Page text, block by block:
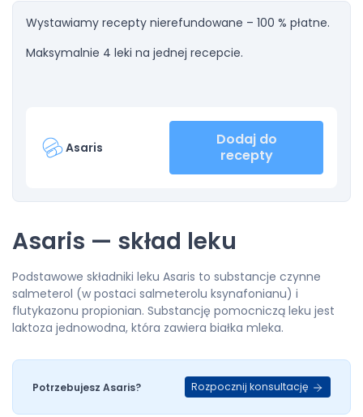
Wystawiamy recepty nierefundowane – 100 % płatne.
Maksymalnie 4 leki na jednej recepcie.
Asaris
Dodaj do
recepty
Asaris — skład leku
Podstawowe składniki leku Asaris to substancje czynne
salmeterol (w postaci salmeterolu ksynafonianu) i
flutykazonu propionian. Substancję pomocniczą leku jest
laktoza jednowodna, która zawiera białka mleka.
Potrzebujesz Asaris? Rozpocznij konsultację